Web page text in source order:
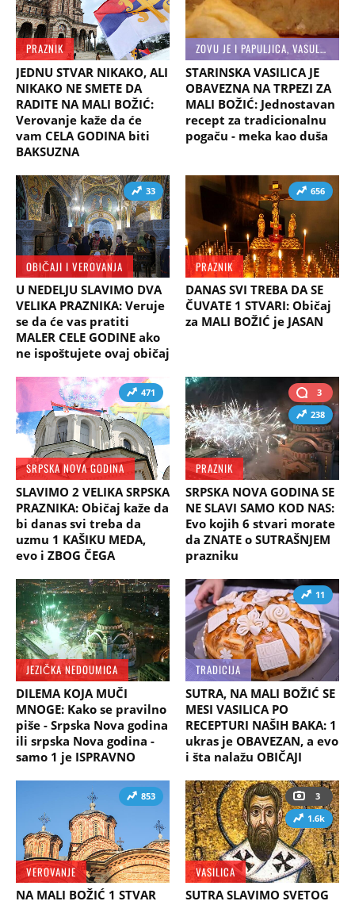
PRAZNIK
JEDNU STVAR NIKAKO, ALI
NIKAKO NE SMETE DA
RADITE NA MALI BOŽIĆ:
Verovanje kaže da će
vam CELA GODINA biti
BAKSUZNA
ZOVU JE I PAPULJICA, VASULJICA...
STARINSKA VASILICA JE
OBAVEZNA NA TRPEZI ZA
MALI BOŽIĆ: Jednostavan
recept za tradicionalnu
pogaču - meka kao duša
33
OBIČAJI I VEROVANJA
U NEDELJU SLAVIMO DVA
VELIKA PRAZNIKA: Veruje
se da će vas pratiti
MALER CELE GODINE ako
ne ispoštujete ovaj običaj
656
PRAZNIK
DANAS SVI TREBA DA SE
ČUVATE 1 STVARI: Običaj
za MALI BOŽIĆ je JASAN
471
SRPSKA NOVA GODINA
SLAVIMO 2 VELIKA SRPSKA
PRAZNIKA: Običaj kaže da
bi danas svi treba da
uzmu 1 KAŠIKU MEDA,
evo i ZBOG ČEGA
3
238
PRAZNIK
SRPSKA NOVA GODINA SE
NE SLAVI SAMO KOD NAS:
Evo kojih 6 stvari morate
da ZNATE o SUTRAŠNJEM
prazniku
JEZIČKA NEDOUMICA
DILEMA KOJA MUČI
MNOGE: Kako se pravilno
piše - Srpska Nova godina
ili srpska Nova godina -
samo 1 je ISPRAVNO
11
TRADICIJA
SUTRA, NA MALI BOŽIĆ SE
MESI VASILICA PO
RECEPTURI NAŠIH BAKA: 1
ukras je OBAVEZAN, a evo
i šta nalažu OBIČAJI
853
VEROVANJE
NA MALI BOŽIĆ 1 STVAR
3
1.6k
VASILICA
SUTRA SLAVIMO SVETOG